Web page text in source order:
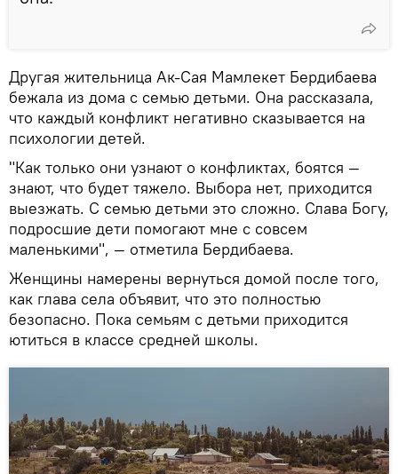
Другая жительница Ак-Сая Мамлекет Бердибаева
бежала из дома с семью детьми. Она рассказала,
что каждый конфликт негативно сказывается на
психологии детей.
"Как только они узнают о конфликтах, боятся —
знают, что будет тяжело. Выбора нет, приходится
выезжать. С семью детьми это сложно. Слава Богу,
подросшие дети помогают мне с совсем
маленькими", — отметила Бердибаева.
Женщины намерены вернуться домой после того,
как глава села объявит, что это полностью
безопасно. Пока семьям с детьми приходится
ютиться в классе средней школы.